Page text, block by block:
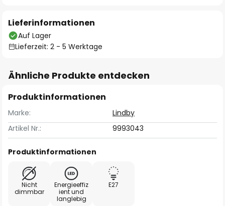
Lieferinformationen
Auf Lager
Lieferzeit: 2 - 5 Werktage
Ähnliche Produkte entdecken
Produktinformationen
Marke:
Lindby
Artikel Nr.:
9993043
Produktinformationen
Nicht
dimmbar
Energieeffiz
ient und
langlebig
E27